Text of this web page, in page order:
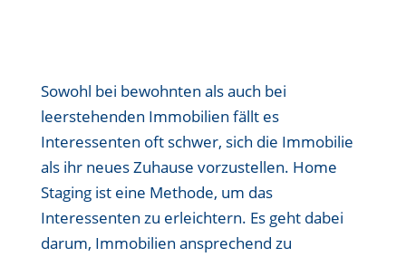
Sowohl bei bewohnten als auch bei
leerstehenden Immobilien fällt es
Interessenten oft schwer, sich die Immobilie
als ihr neues Zuhause vorzustellen. Home
Staging ist eine Methode, um das
Interessenten zu erleichtern. Es geht dabei
darum, Immobilien ansprechend zu